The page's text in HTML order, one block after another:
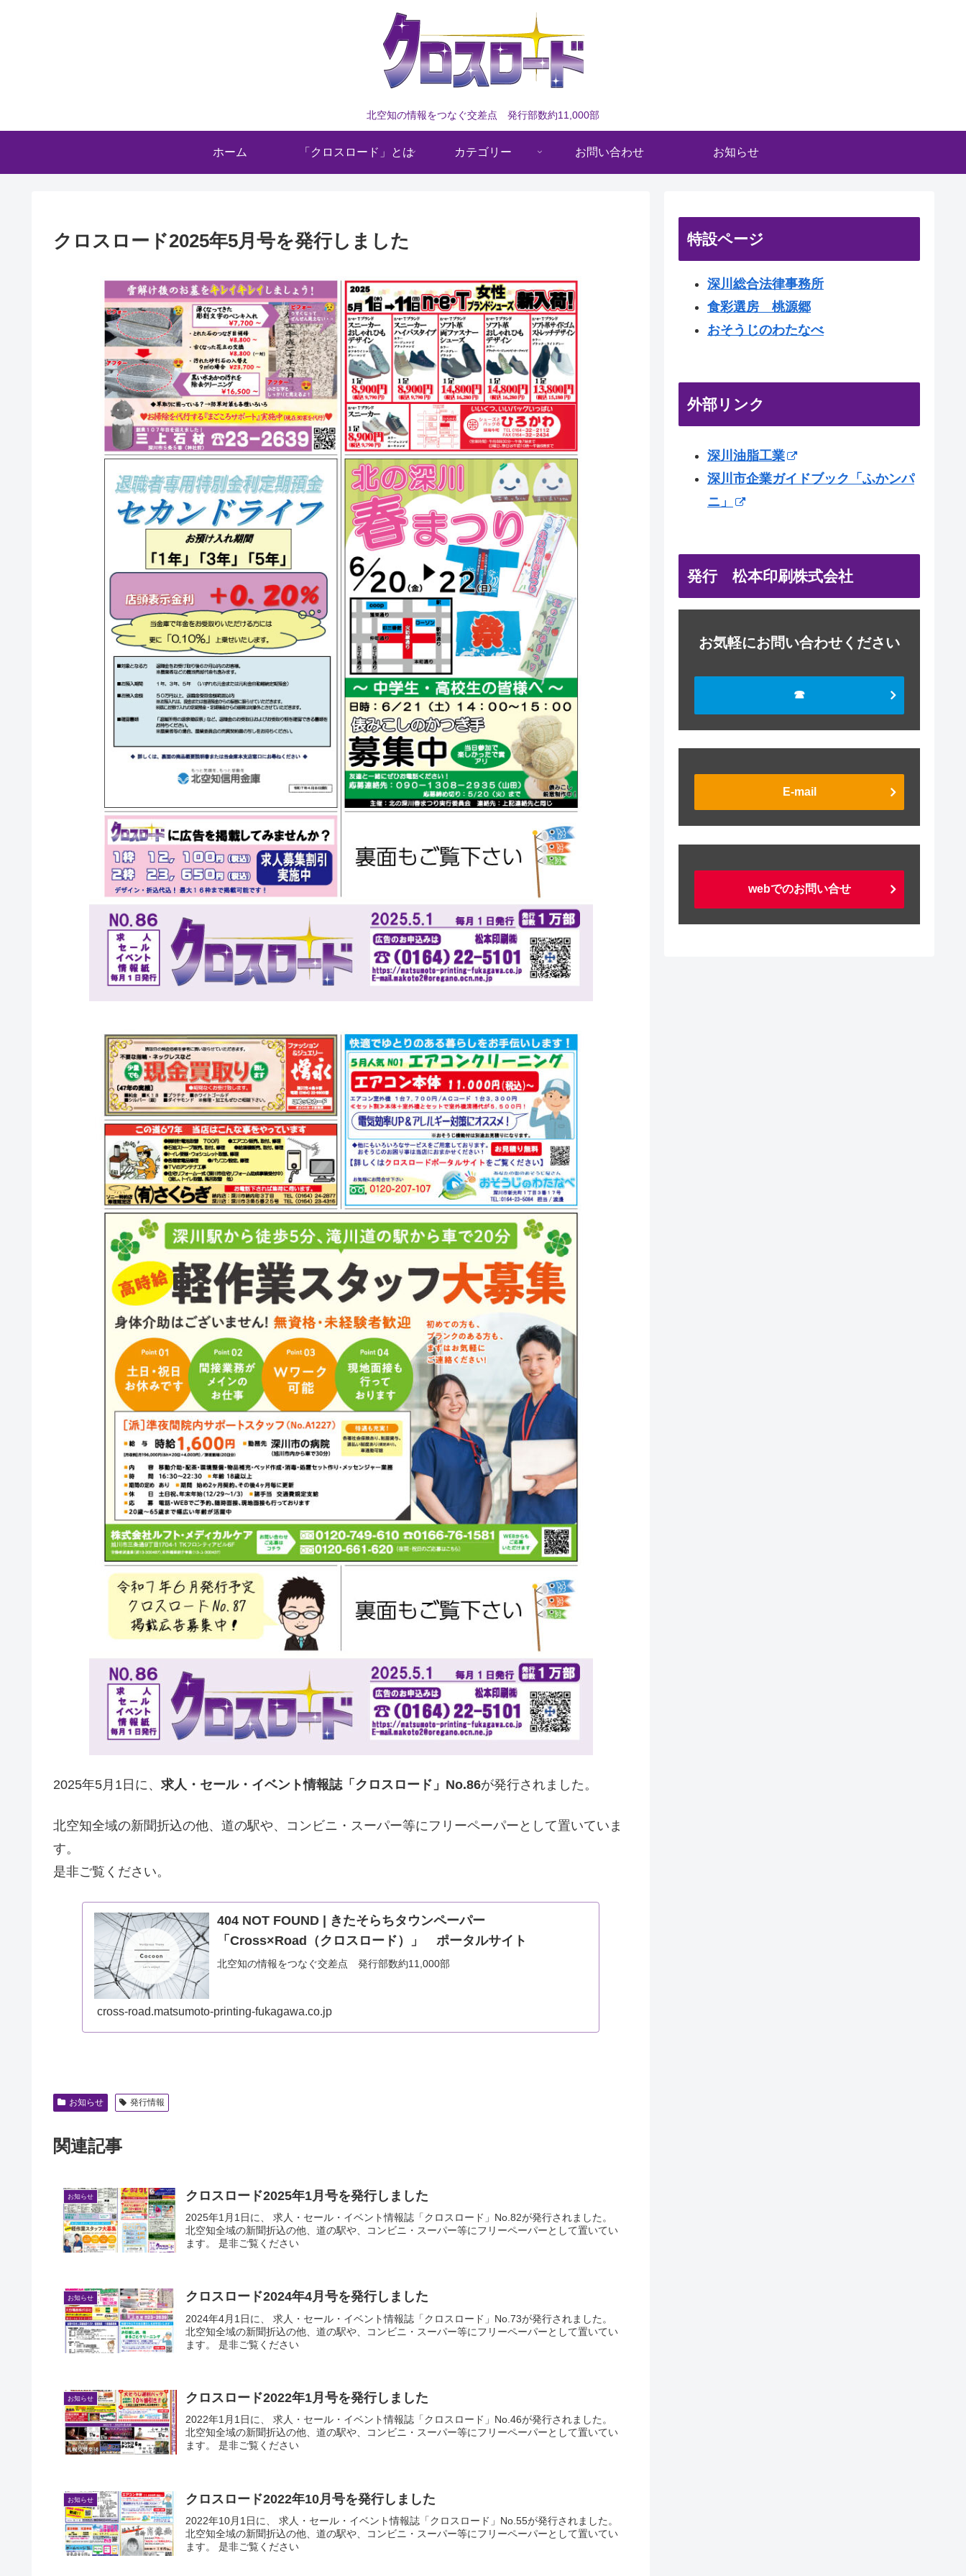
北空知の情報をつなぐ交差点 発行部数約11,000部
ホーム 「クロスロード」とは カテゴリー お問い合わせ お知らせ
クロスロード2025年5月号を発行しました
2025年5月1日に、 求人・セール・イベント情報誌「クロスロード」No.86が発行されました。
北空知全域の新聞折込の他、道の駅や、コンビニ・スーパー等にフリーペーパーとして置いていま
す。
是非ご覧ください。
404 NOT FOUND | きたそらちタウンペーパー
「Cross×Road（クロスロード）」 ポータルサイト
北空知の情報をつなぐ交差点 発行部数約11,000部
cross-road.matsumoto-printing-fukagawa.co.jp
お知らせ 発行情報
関連記事
お知らせ クロスロード2025年1月号を発行しました
2025年1月1日に、 求人・セール・イベント情報誌「クロスロード」No.82が発行されました。
北空知全域の新聞折込の他、道の駅や、コンビニ・スーパー等にフリーペーパーとして置いてい
ます。 是非ご覧ください
お知らせ クロスロード2024年4月号を発行しました
2024年4月1日に、 求人・セール・イベント情報誌「クロスロード」No.73が発行されました。
北空知全域の新聞折込の他、道の駅や、コンビニ・スーパー等にフリーペーパーとして置いてい
ます。 是非ご覧ください
お知らせ クロスロード2022年1月号を発行しました
2022年1月1日に、 求人・セール・イベント情報誌「クロスロード」No.46が発行されました。
北空知全域の新聞折込の他、道の駅や、コンビニ・スーパー等にフリーペーパーとして置いてい
ます。 是非ご覧ください
お知らせ クロスロード2022年10月号を発行しました
2022年10月1日に、 求人・セール・イベント情報誌「クロスロード」No.55が発行されました。
北空知全域の新聞折込の他、道の駅や、コンビニ・スーパー等にフリーペーパーとして置いてい
ます。 是非ご覧ください
特設ページ
深川総合法律事務所
食彩選房 桃源郷
おそうじのわたなべ
外部リンク
深川油脂工業
深川市企業ガイドブック「ふかンパ
ニ」
発行 松本印刷株式会社
お気軽にお問い合わせください
☎
E-mail
webでのお問い合せ